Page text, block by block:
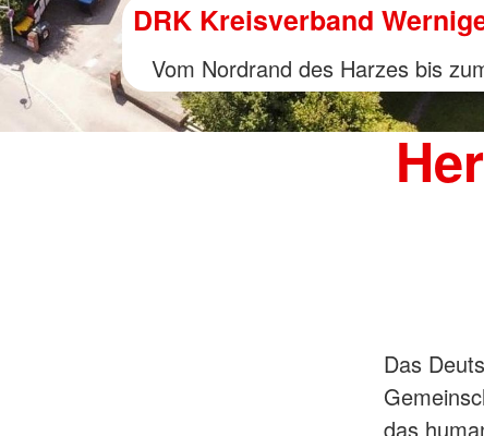
Aktuelles
Unsere aktuellen Termine und
Das
das